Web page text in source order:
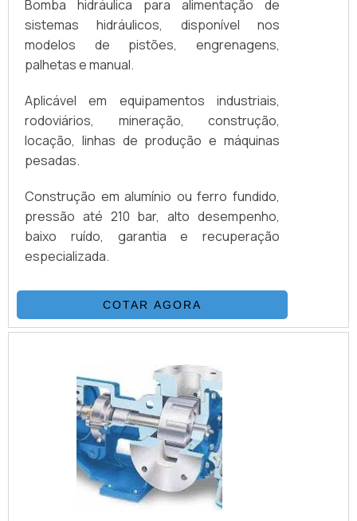
Bomba hidráulica para alimentação de
sistemas hidráulicos, disponível nos
modelos de pistões, engrenagens,
palhetas e manual.
Aplicável em equipamentos industriais,
rodoviários, mineração, construção,
locação, linhas de produção e máquinas
pesadas.
Construção em alumínio ou ferro fundido,
pressão até 210 bar, alto desempenho,
baixo ruído, garantia e recuperação
especializada.
COTAR AGORA